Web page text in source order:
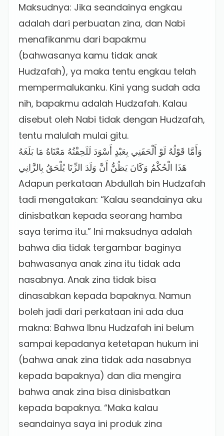
Maksudnya: Jika seandainya engkau
adalah dari perbuatan zina, dan Nabi
menafikanmu dari bapakmu
(bahwasanya kamu tidak anak
Hudzafah), ya maka tentu engkau telah
mempermalukanku. Kini yang sudah ada
nih, bapakmu adalah Hudzafah. Kalau
disebut oleh Nabi tidak dengan Hudzafah,
tentu malulah mulai gitu.
وَأَمَّا قَوْلُهُ لَوْ أَلْحَقَنِي بِعَبْدٍ أَسْوَدَ لَلَحِقْتُهُ مَعْنَاهُ مَا بَلَغَهُ
هَذَا الْحُكْمُ وَكَانَ يَظُنُّ أَنَّ وَلَدَ الزِّنَا يُلْحَقُ بِالزَّانِي
Adapun perkataan Abdullah bin Hudzafah
tadi mengatakan: “Kalau seandainya aku
dinisbatkan kepada seorang hamba
saya terima itu.” Ini maksudnya adalah
bahwa dia tidak tergambar baginya
bahwasanya anak zina itu tidak ada
nasabnya. Anak zina tidak bisa
dinasabkan kepada bapaknya. Namun
boleh jadi dari perkataan ini ada dua
makna: Bahwa Ibnu Hudzafah ini belum
sampai kepadanya ketetapan hukum ini
(bahwa anak zina tidak ada nasabnya
kepada bapaknya) dan dia mengira
bahwa anak zina bisa dinisbatkan
kepada bapaknya. “Maka kalau
seandainya saya ini produk zina